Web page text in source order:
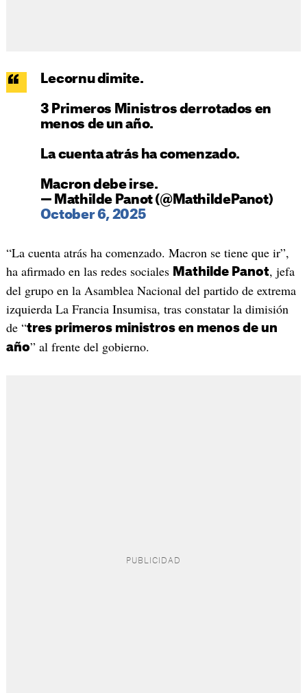
Lecornu dimite.
3 Primeros Ministros derrotados en
menos de un año.
La cuenta atrás ha comenzado.
Macron debe irse.
— Mathilde Panot (@MathildePanot)
October 6, 2025
“La cuenta atrás ha comenzado. Macron se tiene que ir”,
ha afirmado en las redes sociales Mathilde Panot, jefa
del grupo en la Asamblea Nacional del partido de extrema
izquierda La Francia Insumisa, tras constatar la dimisión
de “tres primeros ministros en menos de un
año” al frente del gobierno.